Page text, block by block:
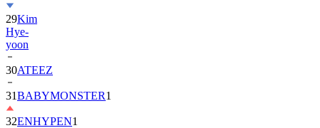
29Kim
Hye-
yoon
30ATEEZ
31BABYMONSTER1
32ENHYPEN1